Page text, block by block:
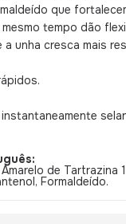
que
tempo dão
a unha cresca mais
de Tartrazina
Formaldeído.